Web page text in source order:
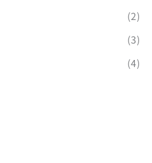
(2)
(3)
(4)